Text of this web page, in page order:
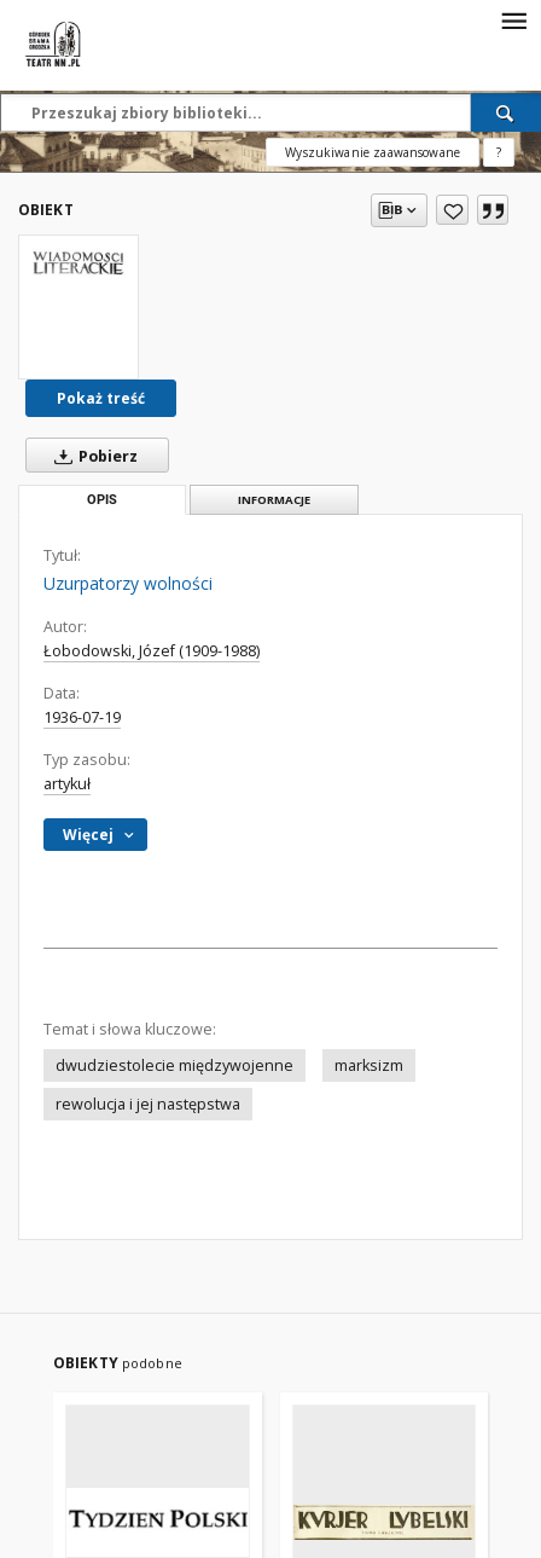
Wyszukiwanie zaawansowane ?
OBIEKT
Pokaż treść
Pobierz
OPIS INFORMACJE
Tytuł:
Uzurpatorzy wolności
Autor:
Łobodowski, Józef (1909-1988)
Data:
1936-07-19
Typ zasobu:
artykuł
Więcej
Temat i słowa kluczowe:
dwudziestolecie międzywojenne
marksizm
rewolucja i jej następstwa
OBIEKTY podobne